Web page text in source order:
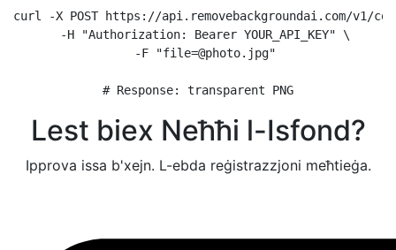
curl -X POST https://api.removebackgroundai.com/v1/
  -H "Authorization: Bearer YOUR_API_KEY" \
  -F "file=@photo.jpg"
# Response: transparent PNG
Lest biex Neħħi l-Isfond?
Ipprova issa b'xejn. L-ebda reġistrazzjoni meħtieġa.